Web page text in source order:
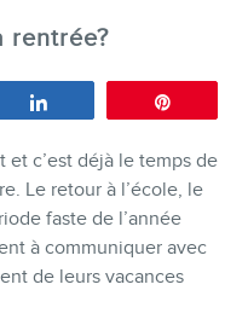
en ligne
et IA (GEO)
rentrée?
et c’est déjà le temps de
Le retour à l’école, le
faste de l’année
à communiquer avec
de leurs vacances